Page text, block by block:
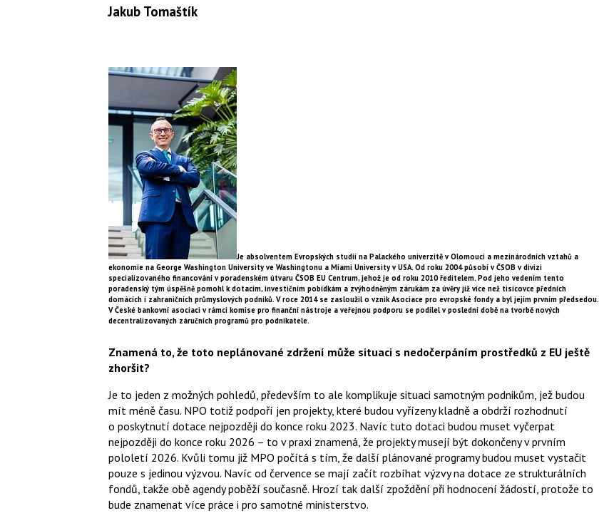
Jakub Tomaštík
Je absolventem Evropských studií na Palackého univerzitě v Olomouci a mezinárodních vztahů a
ekonomie na George Washington University ve Washingtonu a Miami University v USA. Od roku 2004 působí v ČSOB v divizi
specializovaného financování v poradenském útvaru ČSOB EU Centrum, jehož je od roku 2010 ředitelem. Pod jeho vedením tento
poradenský tým úspěšně pomohl k dotacím, investičním pobídkám a zvýhodněným zárukám za úvěry již více než tisícovce předních
domácích i zahraničních průmyslových podniků. V roce 2014 se zasloužil o vznik Asociace pro evropské fondy a byl jejím prvním předsedou.
V České bankovní asociaci v rámci komise pro finanční nástroje a veřejnou podporu se podílel v poslední době na tvorbě nových
decentralizovaných záručních programů pro podnikatele.
Znamená to, že toto neplánované zdržení může situaci s nedočerpáním prostředků z EU ještě
zhoršit?
Je to jeden z možných pohledů, především to ale komplikuje situaci samotným podnikům, jež budou
mít méně času. NPO totiž podpoří jen projekty, které budou vyřízeny kladně a obdrží rozhodnutí
o poskytnutí dotace nejpozději do konce roku 2023. Navíc tuto dotaci budou muset vyčerpat
nejpozději do konce roku 2026 – to v praxi znamená, že projekty musejí být dokončeny v prvním
pololetí 2026. Kvůli tomu již MPO počítá s tím, že další plánované programy budou muset vystačit
pouze s jedinou výzvou. Navíc od července se mají začít rozbíhat výzvy na dotace ze strukturálních
fondů, takže obě agendy poběží současně. Hrozí tak další zpoždění při hodnocení žádostí, protože to
bude znamenat více práce i pro samotné ministerstvo.